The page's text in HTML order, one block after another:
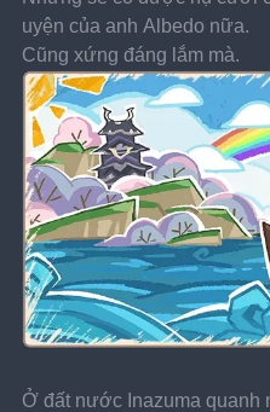
uyện của anh Albedo nữa.
Cũng xứng đáng lắm mà.
Ở đất nước Inazuma quanh